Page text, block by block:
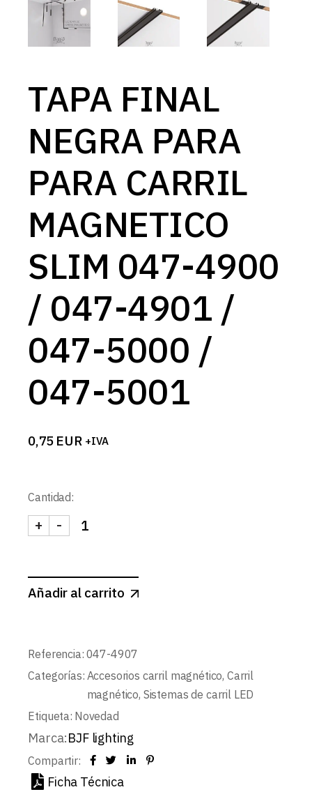
TAPA FINAL
NEGRA PARA
PARA CARRIL
MAGNETICO
SLIM 047-4900
/ 047-4901 /
047-5000 /
047-5001
0,75 EUR +IVA
Cantidad:
TAPA FINAL NEGRA PARA PARA CARRIL
-
+
Añadir al carrito
Referencia: 047-4907
Categorías: Accesorios carril magnético, Carril
magnético, Sistemas de carril LED
Etiqueta: Novedad
Marca:BJF lighting
Compartir:
Ficha Técnica